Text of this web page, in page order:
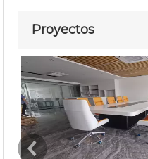
Proyectos